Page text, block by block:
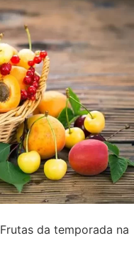
Frutas da temporada na